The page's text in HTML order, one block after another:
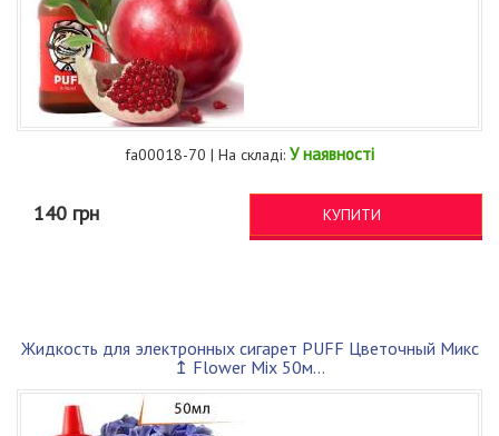
fa00018-70 | На складі: У наявності
140 грн КУПИТИ
Жидкость для электронных сигарет PUFF Цветочный Микс
↥ Flower Mix 50м...